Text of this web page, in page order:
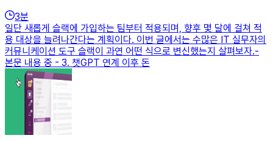
3분
일단 새롭게 슬랙에 가입하는 팀부터 적용되며, 향후 몇 달에 걸쳐 적
용 대상을 늘려나간다는 계획이다. 이번 글에서는 수많은 IT 실무자의
커뮤니케이션 도구 슬랙이 과연 어떤 식으로 변신했는지 살펴보자.-
본문 내용 중 - 3. 챗GPT 연계 이후 돈